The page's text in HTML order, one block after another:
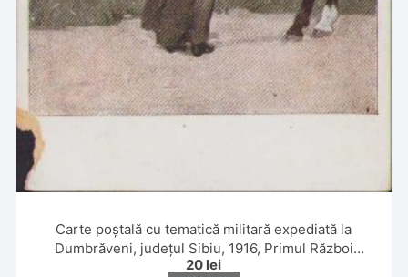
Carte poștală cu tematică militară expediată la
Dumbrăveni, județul Sibiu, 1916, Primul Război
Mondial
20 lei